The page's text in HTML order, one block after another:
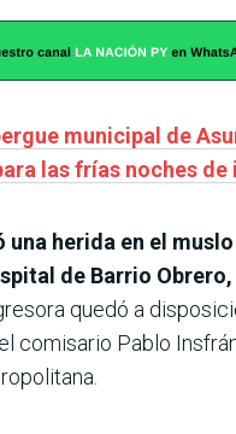
municipal de
las frías noches de
una herida en el
de Barrio Obrero,
quedó a
comisario Pablo